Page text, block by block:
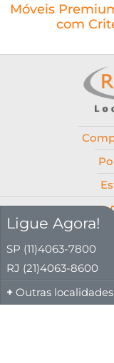
Móveis
com
SP (11)4063-7800,SP
(19)4062-9036,
Ligue Agora!
SP (11)4063-7800
RJ (21)4063-8600
Outras localidades